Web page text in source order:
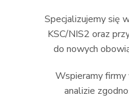
Specjalizujemy się
KSC/NIS2 oraz
do nowych
Wspieramy firmy
analizie